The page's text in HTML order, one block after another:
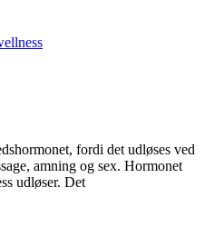
fordi det udløses ved
amning og sex. Hormonet
udløser. Det